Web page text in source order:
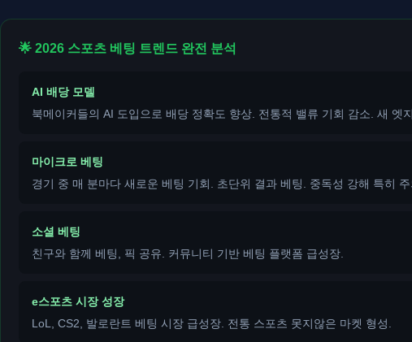
🌟 2026 스포츠 베팅 트렌드 완전 분석
AI 배당 모델
북메이커들의 AI 도입으로 배당 정확도 향상. 전통적 밸류 기회 감소. 새 엣
마이크로 베팅
경기 중 매 분마다 새로운 베팅 기회. 초단위 결과 베팅. 중독성 강해 특히 주
소셜 베팅
친구와 함께 베팅, 픽 공유. 커뮤니티 기반 베팅 플랫폼 급성장.
e스포츠 시장 성장
LoL, CS2, 발로란트 베팅 시장 급성장. 전통 스포츠 못지않은 마켓 형성.